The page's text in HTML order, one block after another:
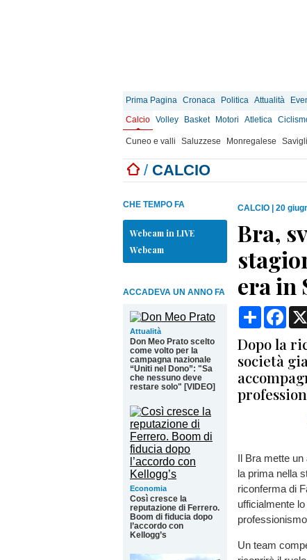
Prima Pagina Cronaca Politica Attualità
Calcio Volley Basket Motori Atletica
Cuneo e valli Saluzzese Monregalese
/ CALCIO
CHE TEMPO FA
Webcam in LIVE
Webcam
ACCADEVA UN ANNO FA
Attualità
Don Meo Prato scelto
come volto per la
campagna nazionale
“Uniti nel Dono”: "Sa
che nessuno deve
restare solo" [VIDEO]
Economia
Così cresce la
reputazione di Ferrero.
Boom di fiducia dopo
l’accordo con
Kellogg’s
CALCIO 20
Bra,
era in
Condividi
Dopo la
società
Il Bra mette
la prima nella
riconferma di
ufficialmente
Un team